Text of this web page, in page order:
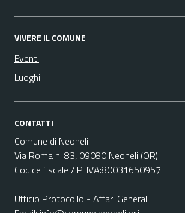
VIVERE IL COMUNE
Eventi
Luoghi
CONTATTI
Comune di Neoneli
Via Roma n. 83, 09080 Neoneli (OR)
Codice fiscale / P. IVA:80031650957
Ufficio Protocollo - Affari Generali